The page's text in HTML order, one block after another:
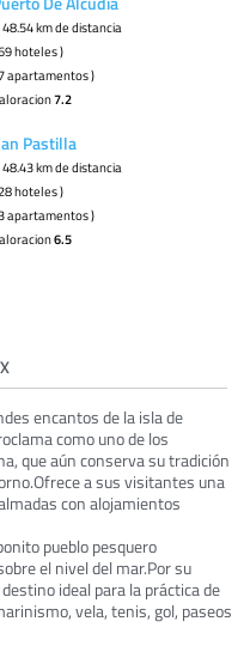
48.54 km de distancia
hoteles )
apartamentos )
7.2
Pastilla
48.43 km de distancia
hoteles )
apartamentos )
6.5
encantos de la isla de
como uno de los
que aún conserva su tradición
a sus visitantes una
con alojamientos
pueblo pesquero
el nivel del mar.Por su
ideal para la práctica de
vela, tenis, gol, paseos